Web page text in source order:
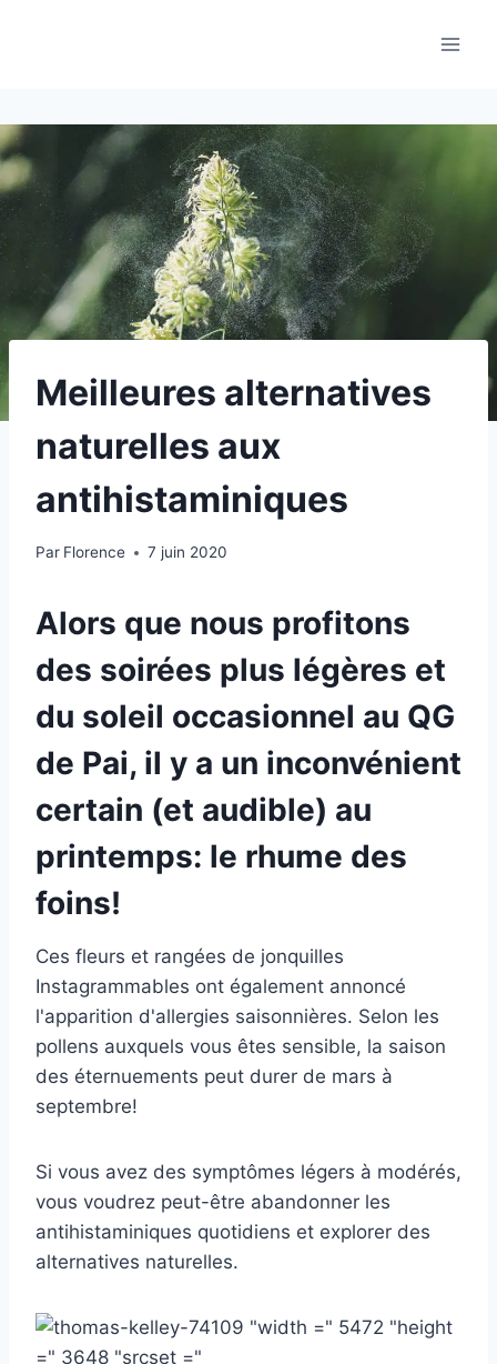
Meilleures alternatives
naturelles aux
antihistaminiques
Par Florence 7 juin 2020
Alors que nous profitons
des soirées plus légères et
du soleil occasionnel au QG
de Pai, il y a un inconvénient
certain (et audible) au
printemps: le rhume des
foins!
Ces fleurs et rangées de jonquilles
Instagrammables ont également annoncé
l'apparition d'allergies saisonnières. Selon les
pollens auxquels vous êtes sensible, la saison
des éternuements peut durer de mars à
septembre!
Si vous avez des symptômes légers à modérés,
vous voudrez peut-être abandonner les
antihistaminiques quotidiens et explorer des
alternatives naturelles.